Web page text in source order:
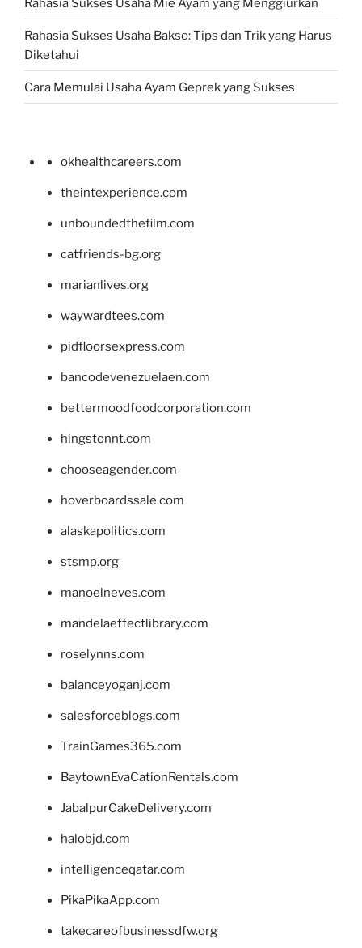
Rahasia Sukses Usaha Mie Ayam yang Menggiurkan
Rahasia Sukses Usaha Bakso: Tips dan Trik yang Harus
Diketahui
Cara Memulai Usaha Ayam Geprek yang Sukses
okhealthcareers.com
theintexperience.com
unboundedthefilm.com
catfriends-bg.org
marianlives.org
waywardtees.com
pidfloorsexpress.com
bancodevenezuelaen.com
bettermoodfoodcorporation.com
hingstonnt.com
chooseagender.com
hoverboardssale.com
alaskapolitics.com
stsmp.org
manoelneves.com
mandelaeffectlibrary.com
roselynns.com
balanceyoganj.com
salesforceblogs.com
TrainGames365.com
BaytownEvaCationRentals.com
JabalpurCakeDelivery.com
halobjd.com
intelligenceqatar.com
PikaPikaApp.com
takecareofbusinessdfw.org